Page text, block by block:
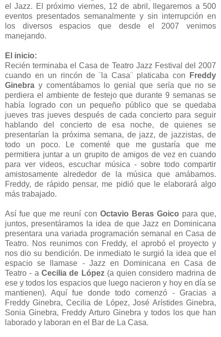
el Jazz. El próximo viernes, 12 de abril, llegaremos a 500
eventos presentados semanalmente y sin interrupción en
los diversos espacios que desde el 2007 venimos
manejando.
El inicio:
Recién terminaba el Casa de Teatro Jazz Festival del 2007
cuando en un rincón de ¨la Casa¨ platicaba con
Freddy
Ginebra y comentábamos lo genial que sería que no se
perdiera el ambiente de festejo que durante 9 semanas se
había logrado con un pequeño público que se quedaba
jueves tras jueves después de cada concierto para seguir
hablando del concierto de esa noche, de quienes se
presentarían la próxima semana, de jazz, de jazzistas, de
todo un poco. Le comenté que me gustaría que me
permitiera juntar a un grupito de amigos de vez en cuando
para ver videos, escuchar música - sobre todo compartir
amistosamente alrededor de la música que amábamos.
Freddy, de rápido pensar, me pidió que le elaborará algo
más trabajado.
Así fue que me reuní con Octavio Beras Goico para que,
juntos, presentáramos la idea de que Jazz en Dominicana
presentara una variada programación semanal en Casa de
Teatro. Nos reunimos con Freddy, el aprobó el proyecto y
nos dio su bendición. De inmediato le surgió la idea que el
espacio se llamase - Jazz en Dominicana en Casa de
Teatro - a Cecilia de López(a quien considero madrina de
ese y todos los espacios que luego nacieron y hoy en día se
mantienen). Aquí fue donde todo comenzó - Gracias a
Freddy Ginebra, Cecilia de López, José Arístides Ginebra,
Sonia Ginebra, Freddy Arturo Ginebra y todos los que han
laborado y laboran en el Bar de La Casa.